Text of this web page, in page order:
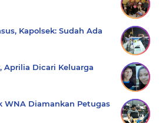
Kapolsek: Sudah Ada
Aprilia Dicari Keluarga
WNA Diamankan Petugas